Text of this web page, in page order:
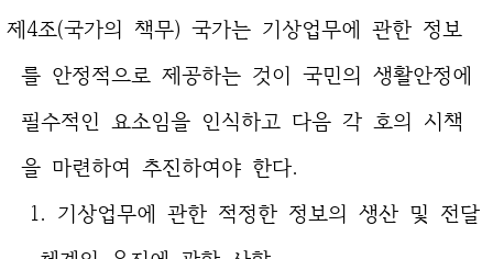
제4조(국가의 책무) 국가는 기상업무에 관한 정보
를 안정적으로 제공하는 것이 국민의 생활안정에
필수적인 요소임을 인식하고 다음 각 호의 시책
을 마련하여 추진하여야 한다.
1. 기상업무에 관한 적정한 정보의 생산 및 전달